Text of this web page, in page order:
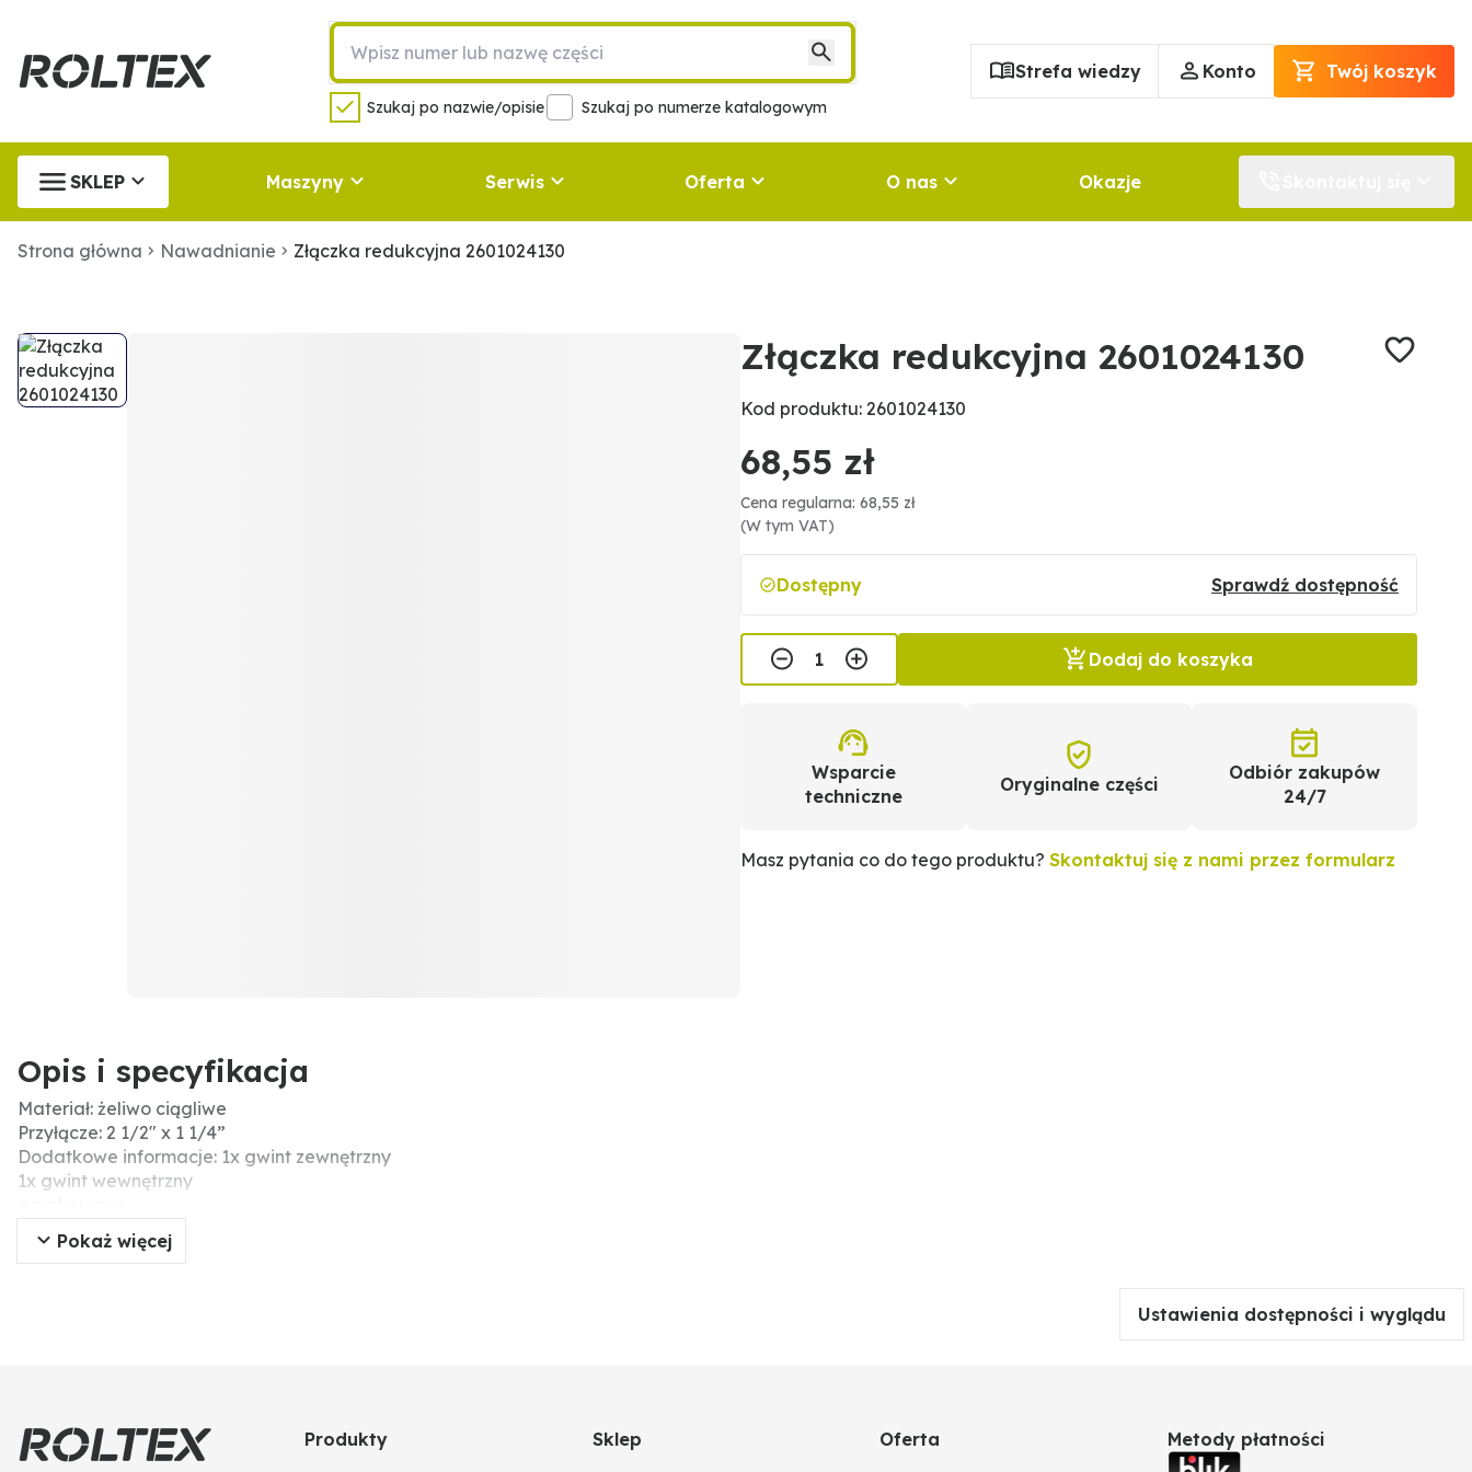
Szukaj po nazwie/opisie Szukaj po numerze katalogowym
Strefa wiedzy Konto Twój koszyk
SKLEP Maszyny Serwis Oferta O nas Okazje
Strona główna Nawadnianie Złączka redukcyjna 2601024130
Złączka redukcyjna 2601024130
Kod produktu: 2601024130
68,55 zł
Cena regularna: 68,55 zł
(W tym VAT)
Dostępny Sprawdź dostępność
Dodaj do koszyka
Wsparcie
techniczne
Oryginalne części
Odbiór zakupów
24/7
Masz pytania co do tego produktu? Skontaktuj się z nami przez formularz
Opis i specyfikacja
Materiał: żeliwo ciągliwe
Przyłącze: 2 1/2" x 1 1/4”
Dodatkowe informacje: 1x gwint zewnętrzny
1x gwint wewnętrzny
Pokaż więcej
Ustawienia dostępności i wyglądu
Produkty Sklep Oferta Metody płatności